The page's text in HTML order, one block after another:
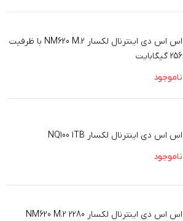
اس اس دی اینترنال لکسار NM620 M.2 با ظرفیت
256 گیگابایت
ناموجود
اس اس دی اینترنال لکسار NQ100 1TB
ناموجود
اس اس دی اینترنال لکسار NM620 M.2 2280